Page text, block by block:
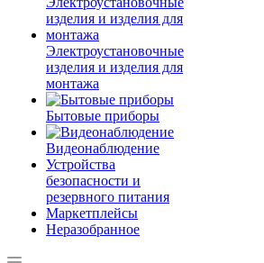
Электроустановочные
изделия и изделия для
монтажа
Бытовые приборы
Видеонаблюдение
Устройства
безопасности и
резервного питания
Маркетплейсы
Неразобранное